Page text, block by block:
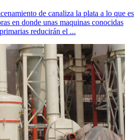
de canaliza la plata a lo que es
en donde unas maquinas conocidas
reducirán el ...